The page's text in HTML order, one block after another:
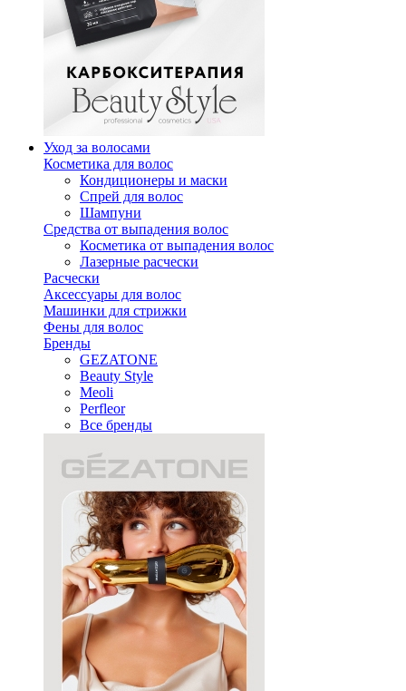
Уход за волосами
Косметика для волос
Кондиционеры и маски
Спрей для волос
Шампуни
Средства от выпадения волос
Косметика от выпадения волос
Лазерные расчески
Расчески
Аксессуары для волос
Машинки для стрижки
Фены для волос
Бренды
GEZATONE
Beauty Style
Meoli
Perfleor
Все бренды